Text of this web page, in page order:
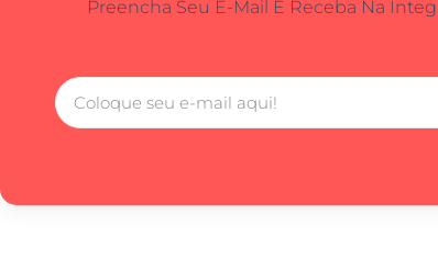
Preencha Seu E-Mail E Receba Na